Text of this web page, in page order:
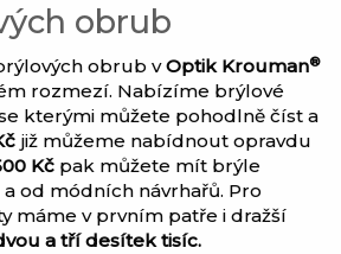
obrub
obrub vOptik Krouman®
rozmezí. Nabízíme brýlové
kterými můžete pohodlně číst a
již můžeme nabídnout opravdu
Kčpak můžete mít brýle
od módních návrhařů. Pro
máme v prvním patře i dražší
a tří desítek tisíc.